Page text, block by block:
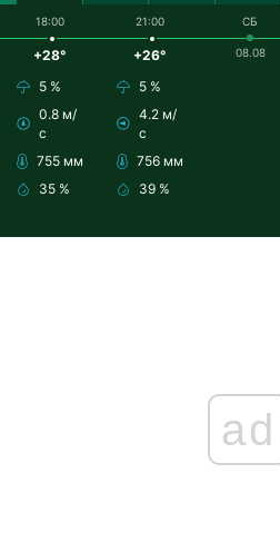
18:00
+28°
5 %
0.8 м/
с
755 мм
35 %
21:00
+26°
5 %
4.2 м/
с
756 мм
39 %
СБ
08.08
ad